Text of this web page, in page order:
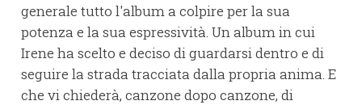
generale tutto l'album a colpire per la sua
potenza e la sua espressività. Un album in cui
Irene ha scelto e deciso di guardarsi dentro e di
seguire la strada tracciata dalla propria anima. E
che vi chiederà, canzone dopo canzone, di